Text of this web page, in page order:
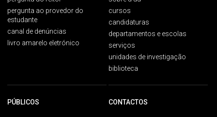
pergunta ao provedor do
estudante
canal de denúncias
livro amarelo eletrónico
cursos
candidaturas
departamentos e escolas
serviços
unidades de investigação
biblioteca
PÚBLICOS CONTACTOS